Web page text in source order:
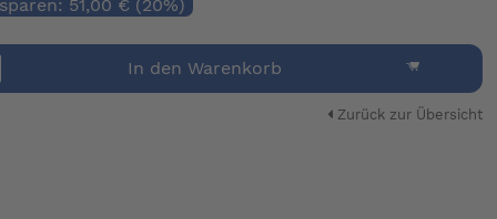
51,00 € (20%)
In den Warenkorb
Zurück zur Übersicht